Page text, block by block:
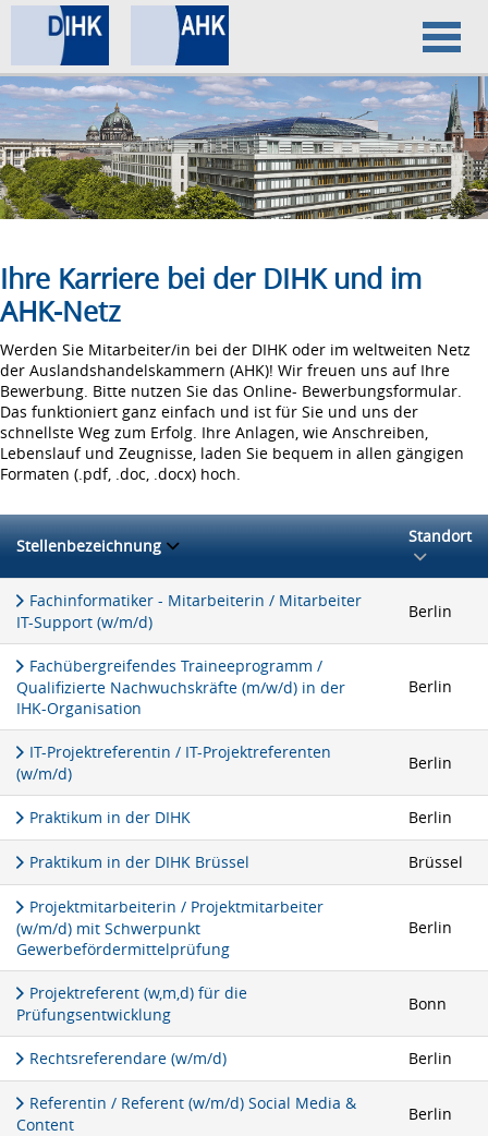
Home
Datenschutz
Impressum
Ihre Karriere bei der DIHK und im
AHK-Netz
Werden Sie Mitarbeiter/in bei der DIHK oder im weltweiten Netz
der Auslandshandelskammern (AHK)! Wir freuen uns auf Ihre
Bewerbung. Bitte nutzen Sie das Online- Bewerbungsformular.
Das funktioniert ganz einfach und ist für Sie und uns der
schnellste Weg zum Erfolg. Ihre Anlagen, wie Anschreiben,
Lebenslauf und Zeugnisse, laden Sie bequem in allen gängigen
Formaten (.pdf, .doc, .docx) hoch.
Stellenbezeichnung Standort
Fachinformatiker - Mitarbeiterin / Mitarbeiter
IT-Support (w/m/d)
Berlin
Fachübergreifendes Traineeprogramm /
Qualifizierte Nachwuchskräfte (m/w/d) in der
IHK-Organisation
Berlin
IT-Projektreferentin / IT-Projektreferenten
(w/m/d)
Berlin
Praktikum in der DIHK Berlin
Praktikum in der DIHK Brüssel Brüssel
Projektmitarbeiterin / Projektmitarbeiter
(w/m/d) mit Schwerpunkt
Gewerbefördermittelprüfung
Berlin
Projektreferent (w,m,d) für die
Prüfungsentwicklung
Bonn
Rechtsreferendare (w/m/d) Berlin
Referentin / Referent (w/m/d) Social Media &
Content
Berlin